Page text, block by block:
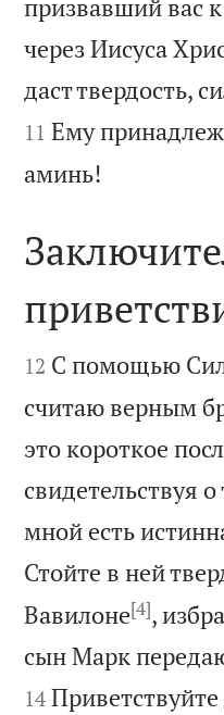
призвавший вас
через Иисуса
даст твердость,
11 Ему
аминь!


12 С помощью
считаю верным
это короткое
свидетельствуя
мной есть
Стойте в ней
Вавилоне[4],
сын Марк
14